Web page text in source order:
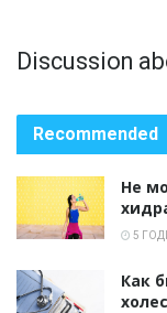
Discussion
Recommended
Не
5
Как